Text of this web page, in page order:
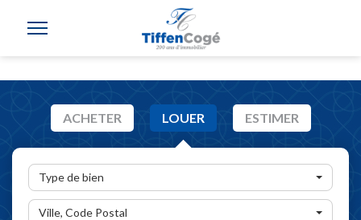
ACHETER LOUER ESTIMER
Type de bien
Ville, Code Postal